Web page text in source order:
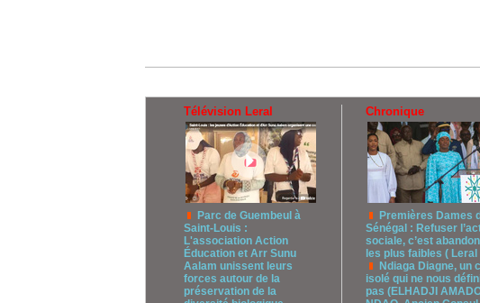
Télévision Leral
Parc de Guembeul à
Saint-Louis :
L'association Action
Éducation et Arr Sunu
Aalam unissent leurs
forces autour de la
préservation de la
Chronique
Premières Dames
Sénégal : Refuser
sociale, c’est
les plus faibles ( Leral
Ndiaga Diagne, un
isolé qui ne nous
pas (ELHADJI